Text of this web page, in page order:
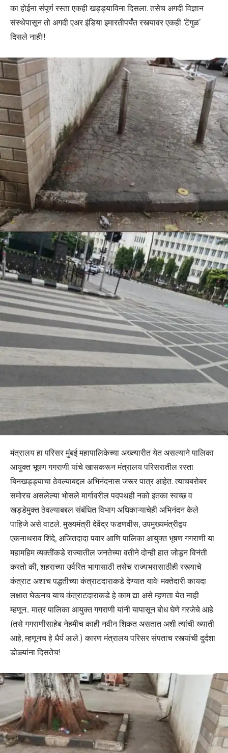
का होईना संपूर्ण रस्ता एकही खड्ड्याविना दिसला. तसेच अगदी विज्ञान
संस्थेपासून तो अगदी एअर इंडिया इमारतीपर्यंत रस्त्यावर एकही ‘टेंगुळ’
दिसले नाही!!
मंत्रालय हा परिसर मुंबई महापालिकेच्या अख्त्यारीत येत असल्याने पालिका
आयुक्त भूषण गगराणी यांचे खासकरून मंत्रालय परिसरातील रस्ता
बिनखड्ड्याचा ठेवल्याबद्दल अभिनंदनास जरूर पात्र आहेत. त्याचबरोबर
समोरच असलेल्या भोसले मार्गावरील पदपथही नको इतका स्वच्छ व
खड्डेमुक्त ठेवल्याबद्दल संबंधित विभाग अधिकाऱ्याचेही अभिनंदन केले
पाहिजे असे वाटले. मुख्यमंत्री देवेंद्र फडणवीस, उपमुख्यमंत्रीद्वय
एकनाथराव शिंदे, अजितदादा पवार आणि पालिका आयुक्त भूषण गगराणी या
महामहिम व्यक्तींकडे राज्यातील जनतेच्या वतीने दोन्ही हात जोडून विनंती
करतो की, शहराच्या उर्वरित भागासाठी तसेच राज्यभरासाठीही रस्त्याचे
कंत्राट अशाच पद्धतीच्या कंत्राटदाराकडे देण्यात यावे! मक्तेदारी कायदा
लक्षात घेऊनच याच कंत्राटदाराकडे हे काम द्या असे म्हणता येत नाही
म्हणून.. मात्र पालिका आयुक्त गगराणी यांनी यापासून बोध घेणे गरजेचे आहे.
(तसे गगराणीसाहेब नेहमीच काही नवीन शिकत असतात अशी त्यांची ख्याती
आहे, म्हणूनच हे धैर्य आले.) कारण मंत्रालय परिसर संपताच रस्त्यांची दुर्दशा
डोळ्यांना दिसतेच!